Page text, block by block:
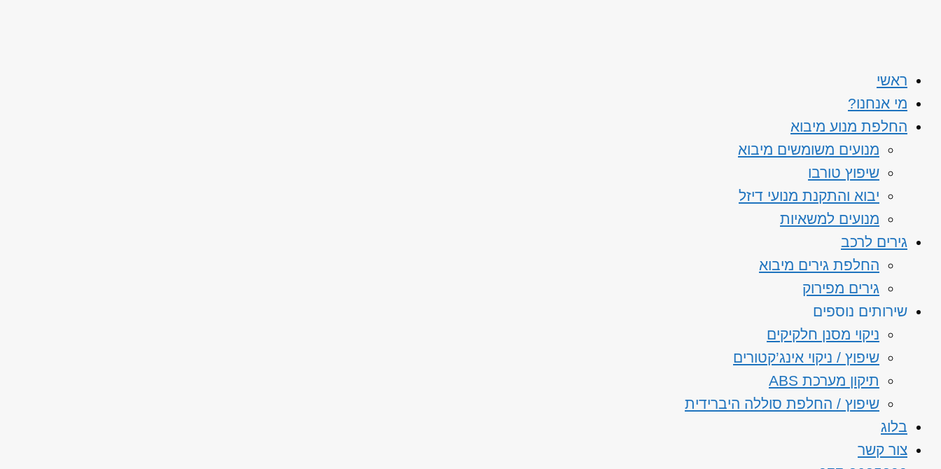
ראשי
מי אנחנו?
החלפת מנוע מיבוא
מנועים משומשים מיבוא
שיפוץ טורבו
יבוא והתקנת מנועי דיזל
מנועים למשאיות
גירים לרכב
החלפת גירים מיבוא
גירים מפירוק
שירותים נוספים
ניקוי מסנן חלקיקים
שיפוץ / ניקוי אינג’קטורים
תיקון מערכת ABS
שיפוץ / החלפת סוללה היברידית
בלוג
צור קשר